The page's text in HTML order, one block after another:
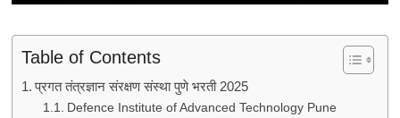
Table of Contents
प्रगत तंत्रज्ञान संरक्षण संस्था पुणे भरती 2025
Defence Institute of Advanced Technology Pune